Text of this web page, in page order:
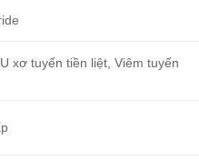
xơ tuyến tiền liệt, Viêm tuyến